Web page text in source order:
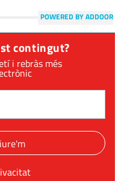
POWERED BY ADDOOR
contingut?
i rebràs més